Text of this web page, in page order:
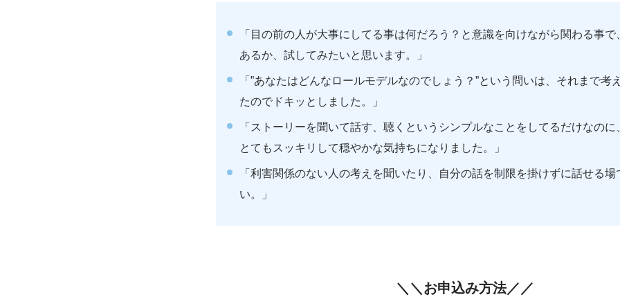
「目の前の人が大事にしてる事は何だろう？と意識を向けながら関わる事
あるか、試してみたいと思います。」
「”あなたはどんなロールモデルなのでしょう？”という問いは、それまで考
たのでドキッとしました。」
「ストーリーを聞いて話す、聴くというシンプルなことをしてるだけなのに
とてもスッキリして穏やかな気持ちになりました。」
「利害関係のない人の考えを聞いたり、自分の話を制限を掛けずに話せる場
い。」
＼＼お申込み方法／／